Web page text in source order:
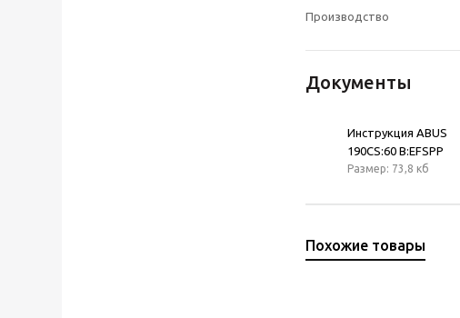
Производство
Документы
Инструкция ABUS
190CS:60 B:EFSPP
Размер: 73,8 кб
Похожие товары